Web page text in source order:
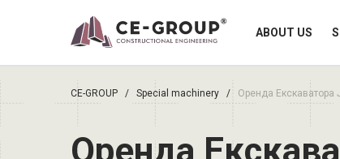
ABOUT US
CE-GROUP / Special machinery / Оренда Екскаватора